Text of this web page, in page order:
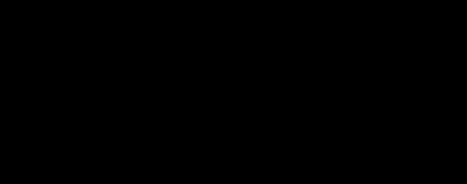
”视频弘法节目，这一集我们要从 平实导师所著的《法